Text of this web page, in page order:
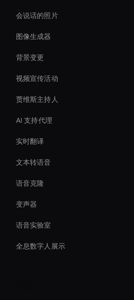
会说话的照片
图像生成器
背景变更
视频宣传活动
贾维斯主持人
AI 支持代理
实时翻译
文本转语音
语音克隆
变声器
语音实验室
全息数字人展示